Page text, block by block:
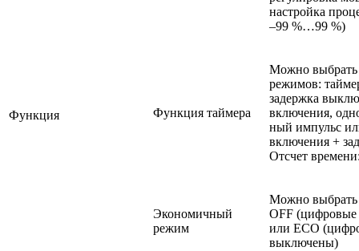
Функция
настройка
–99 %…99 %)
Функция таймера
Можно
режимов:
задержка
включения,
ный импульс
включения +
Отсчет
Экономичный
режим
Можно
OFF
или ECO
выключены)